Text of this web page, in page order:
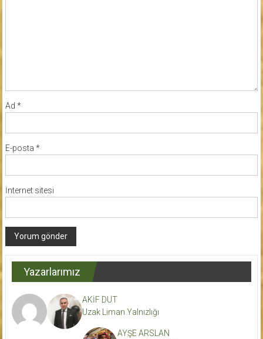
Ad *
E-posta *
İnternet sitesi
Yazarlarımız
AKİF DUT
Uzak Liman Yalnızlığı
AYŞE ARSLAN